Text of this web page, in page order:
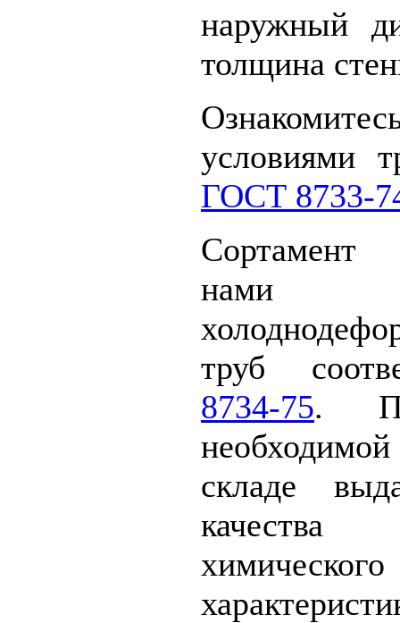
наружный
толщина
условиями
ГОСТ 8733-
Сортамент
нами
труб
8734-75.
складе
качества